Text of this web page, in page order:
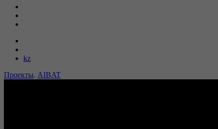
kz
Проекты. AIBAT